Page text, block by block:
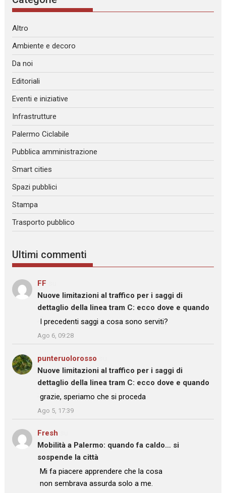
Altro
Ambiente e decoro
Da noi
Editoriali
Eventi e iniziative
Infrastrutture
Palermo Ciclabile
Pubblica amministrazione
Smart cities
Spazi pubblici
Stampa
Trasporto pubblico
Ultimi commenti
FF
Nuove limitazioni al traffico per i saggi di
dettaglio della linea tram C: ecco dove e quando
: “I precedenti saggi a cosa sono serviti?
Ago 6, 09:28
punteruolorosso
Nuove limitazioni al traffico per i saggi di
dettaglio della linea tram C: ecco dove e quando
: “
grazie, speriamo che si proceda
”
Ago 5, 17:39
Fresh
Mobilità a Palermo: quando fa caldo… si
sospende la città
: “
Mi fa piacere apprendere che la cosa
non sembrava assurda solo a me.
”